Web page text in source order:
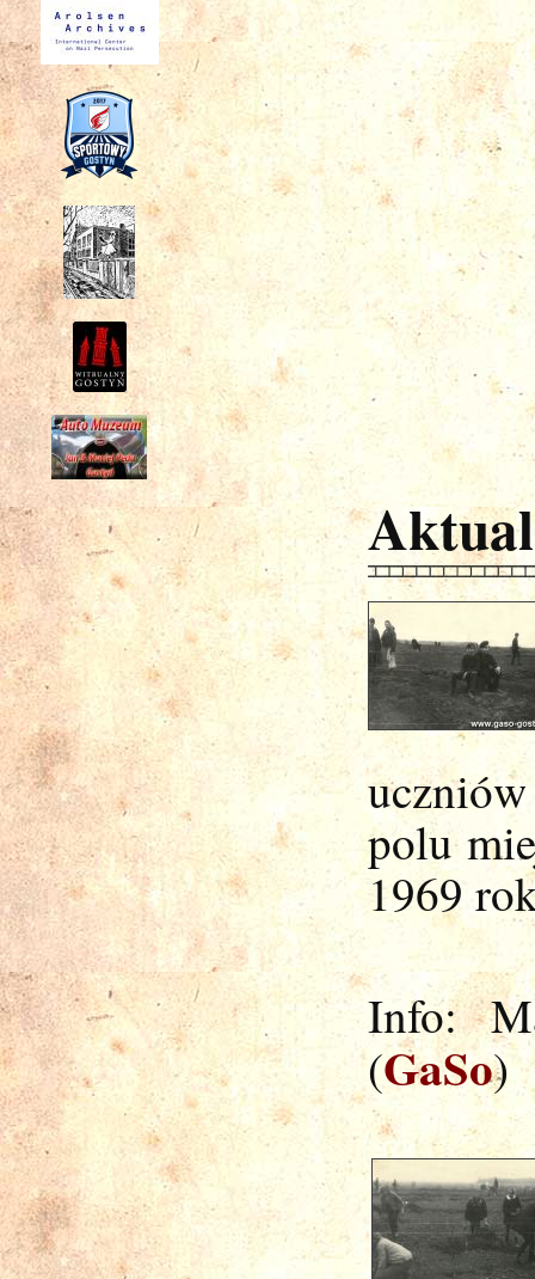
polu
1969
Info:
(GaSo)